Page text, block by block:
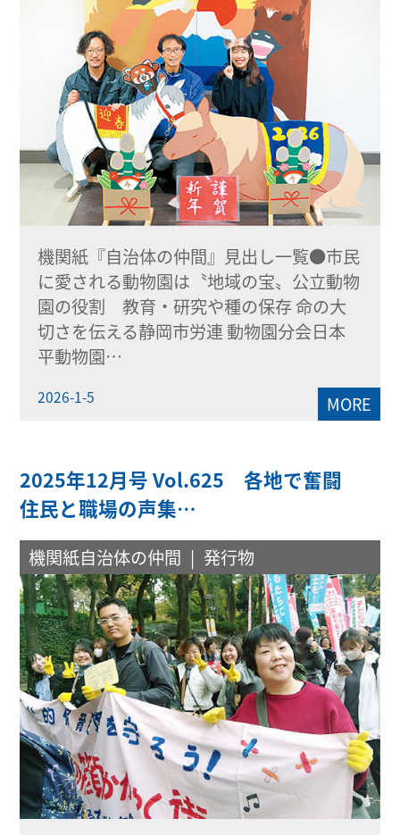
機関紙『自治体の仲間』見出し一覧●市民
に愛される動物園は〝地域の宝〟公立動物
園の役割 教育・研究や種の保存 命の大
切さを伝える静岡市労連 動物園分会日本
平動物園…
2026-1-5 MORE
2025年12月号 Vol.625 各地で奮闘
住民と職場の声集…
機関紙自治体の仲間 発行物